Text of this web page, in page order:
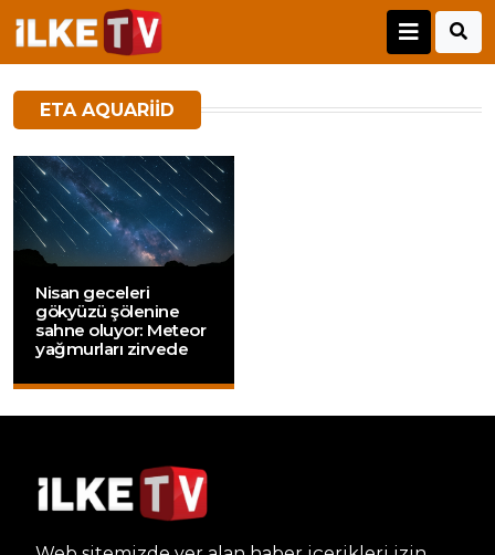
ETA AQUARIID
Nisan geceleri
gökyüzü şölenine
sahne oluyor: Meteor
yağmurları zirvede